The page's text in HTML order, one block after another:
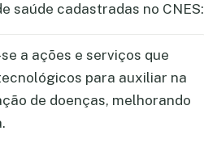
saúde cadastradas no CNES:
a ações e serviços que
para auxiliar na
de doenças, melhorando